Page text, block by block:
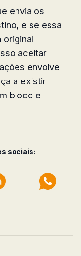
envia os
e se essa
original
aceitar
envolve
a existir
bloco e
sociais: